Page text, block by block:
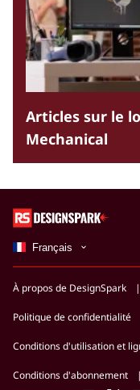
Articles sur le
Mechanical
Français
À propos de DesignSpark
Politique de confidentialité
Conditions d'utilisation et
Conditions d'abonnement